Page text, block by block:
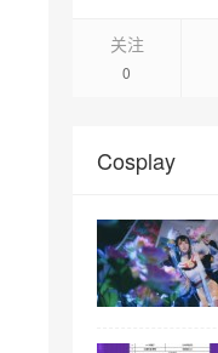
关注
0
Cosplay